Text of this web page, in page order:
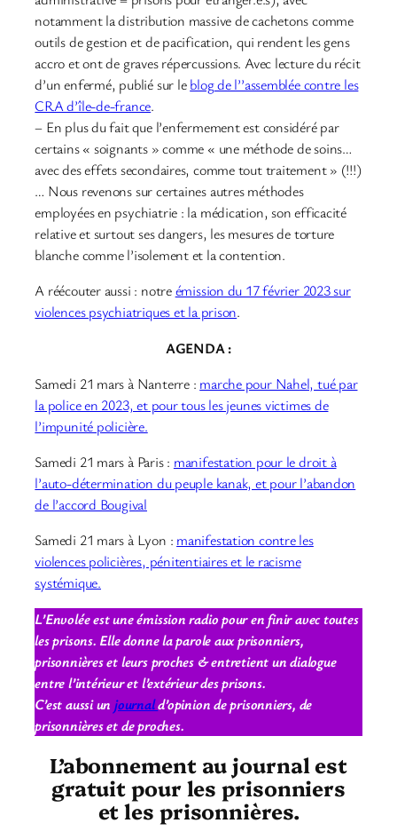
notamment la distribution massive de cachetons comme
outils de gestion et de pacification, qui rendent les gens
accro et ont de graves répercussions. Avec lecture du récit
d’un enfermé, publié sur leblog de l’’assemblée contre les
CRA d’île-de-france.
– En plus du fait que l’enfermement est considéré par
certains « soignants » comme « une méthode de soins…
avec des effets secondaires, comme tout traitement » (!!!)
… Nous revenons sur certaines autres méthodes
employées en psychiatrie : la médication, son efficacité
relative et surtout ses dangers, les mesures de torture
blanche comme l’isolement et la contention.
A réécouter aussi : notreémission du 17 février 2023 sur
violences psychiatriques et la prison.
AGENDA :
Samedi 21 mars à Nanterre : marche pour Nahel, tué par
la police en 2023, et pour tous les jeunes victimes de
l’impunité policière.
Samedi 21 mars à Paris : manifestation pour le droit à
l’auto-détermination du peuple kanak, et pour l’abandon
de l’accord Bougival
Samedi 21 mars à Lyon : manifestation contre les
violences policières, pénitentiaires et le racisme
systémique.
L’Envolée est une émission radio pour en finir avec toutes
les prisons. Elle donne la parole aux prisonniers,
prisonnières et leurs proches & entretient un dialogue
entre l’intérieur et l’extérieur des prisons.
C’est aussi unjournald’opinion de prisonniers, de
prisonnières et de proches.
L’abonnement au journal est
gratuit pour les prisonniers
et les prisonnières.